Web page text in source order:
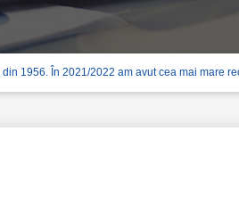
1956. În 2021/2022 am avut cea mai mare